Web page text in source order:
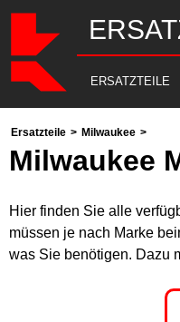
ERSATZTEILE
Ersatzteile > Milwaukee >
Milwaukee
Hier finden Sie alle
müssen je nach Marke
was Sie benötigen. Dazu